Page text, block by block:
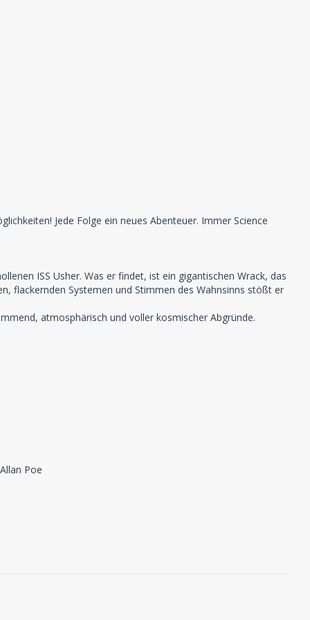
Jede Folge ein neues Abenteuer. Immer Science
ISS Usher. Was er findet, ist ein gigantischen Wrack, das
flackernden Systemen und Stimmen des Wahnsinns stößt er
atmosphärisch und voller kosmischer Abgründe.
Poe